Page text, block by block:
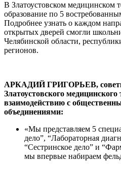
В Златоустовском медицинском
образование по 5
Подробнее узнать о каждом
открытых дверей смогли
Челябинской области,
регионов.
АРКАДИЙ ГРИГОРЬЕВ,
Златоустовского
взаимодействию с
объединениями:
«Мы представляем 5
дело”, “Лабораторная
“Сестринское дело” и
мы впервые набираем